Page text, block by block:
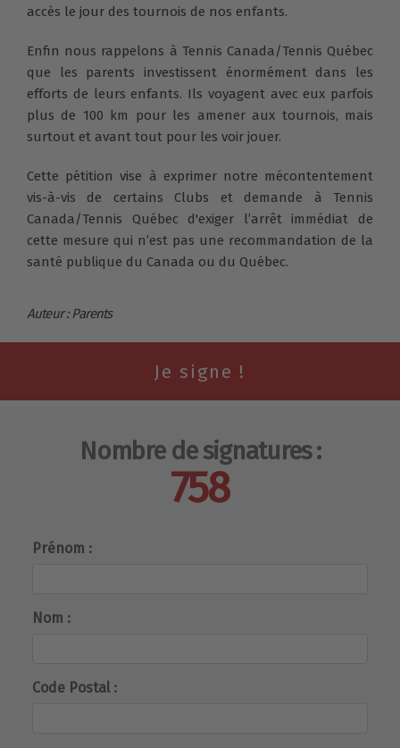
accès le jour des tournois de nos enfants.
Enfin nous rappelons à Tennis Canada/Tennis Québec
que les parents investissent énormément dans les
efforts de leurs enfants. Ils voyagent avec eux parfois
plus de 100 km pour les amener aux tournois, mais
surtout et avant tout pour les voir jouer.
Cette pétition vise à exprimer notre mécontentement
vis-à-vis de certains Clubs et demande à Tennis
Canada/Tennis Québec d'exiger l’arrêt immédiat de
cette mesure qui n’est pas une recommandation de la
santé publique du Canada ou du Québec.
Auteur : Parents
Nombre de signatures :
758
Prénom :
Nom :
Code Postal :